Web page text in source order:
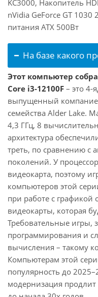
KC3000, Накопитель
nVidia GeForce GT 1030
питания ATX 500Вт
На базе какого
Этот компьютер
Core i3-12100F – это 4-
выпущенный
семейства Alder Lake.
4,3 ГГц, 8
архитектура
треть, по сравнению с
поколений. У
видеокарта, поэтому
компьютеров этой
при работе с графикой
видеокарты, которая
Требовательные игры,
программирования и
вычисления – такому
Компьютерам этой
популярность до
модернизация продлит